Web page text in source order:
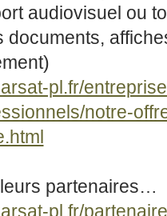
audiovisuel ou
documents,
pl.fr/
notre-
partenaires…
pl.fr/